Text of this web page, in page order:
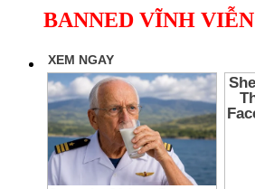
BANNED VĨNH VIỄN